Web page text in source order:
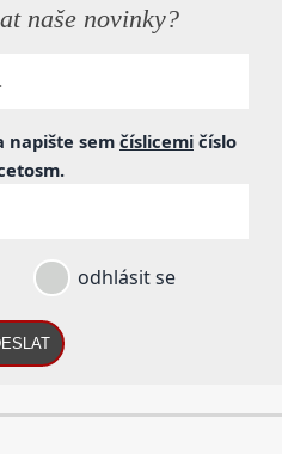
naše novinky?
napište sem číslicemi číslo
.
odhlásit se